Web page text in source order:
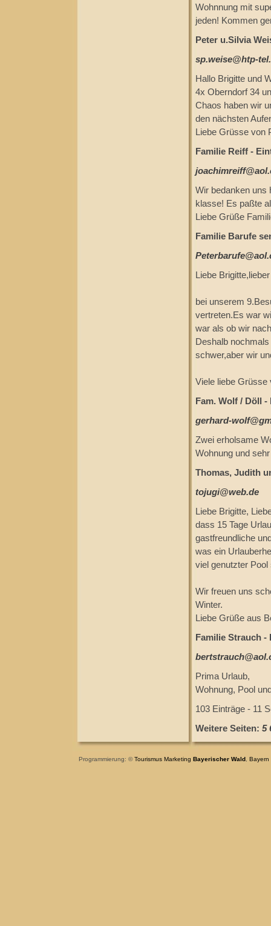
Wohnnung mit
jeden! Kommen
Peter u.Silvia
sp.weise@htp-
Hallo Brigitte und
4x Oberndorf 34
Chaos haben wir
den nächsten
Liebe Grüsse von
Familie Reiff -
Wir bedanken uns
klasse! Es paßte
Liebe Grüße
Familie Barufe
Liebe
bei unserem
vertreten.Es war
war als ob wir
Deshalb
schwer,aber wir
Viele liebe Grüsse
Fam. Wolf / Döll -
gerhard-
Zwei erholsame
Wohnung und
Thomas, Judith
tojugi@web.de
Liebe Brigitte,
dass 15 Tage
gastfreundliche
was ein
viel genutzter
Wir freuen uns
Winter.
Liebe Grüße aus
Familie Strauch -
Prima Urlaub,
Wohnung, Pool
103 Einträge - 11
Weitere Seiten: 5
Programmierung: ©Tourismus Marketing Bayerischer Wald Bayern